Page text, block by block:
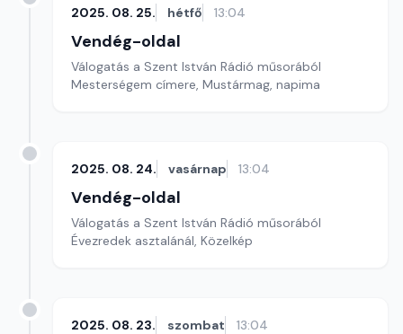
2025. 08. 25. hétfő 13:04
Vendég-oldal
Válogatás a Szent István Rádió műsorából
Mesterségem címere, Mustármag, napima
2025. 08. 24. vasárnap 13:04
Vendég-oldal
Válogatás a Szent István Rádió műsorából
Évezredek asztalánál, Közelkép
2025. 08. 23. szombat 13:04